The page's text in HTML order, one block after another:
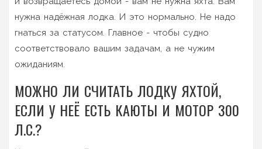
нужна надёжная лодка. И это нормально. Не надо
гнаться за статусом. Главное - чтобы судно
соответствовало вашим задачам, а не чужим
ожиданиям.
МОЖНО ЛИ СЧИТАТЬ ЛОДКУ ЯХТОЙ,
ЕСЛИ У НЕЁ ЕСТЬ КАЮТЫ И МОТОР 300
Л.С.?